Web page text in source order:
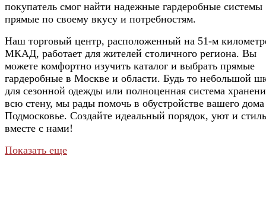
покупатель смог найти надежные гардеробные системы
прямые по своему вкусу и потребностям.
Наш торговый центр, расположенный на 51-м
МКАД, работает для жителей столичного региона. Вы
можете комфортно изучить каталог и выбрать прямые
гардеробные в Москве и области. Будь то небольшой
для сезонной одежды или полноценная система
всю стену, мы рады помочь в обустройстве вашего
Подмосковье. Создайте идеальный порядок, уют и стиль
вместе с нами!
Показать еще